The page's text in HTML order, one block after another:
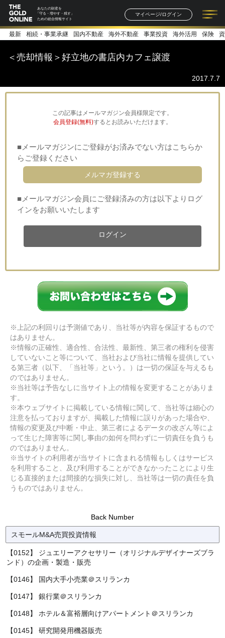
あなたの財産を
「守る・増やす・残す」
ための総合情報サイト
マイページ/ログイン
記事一覧 連載一覧
著者一覧 書籍一覧
最新 相続・事業承継 国内不動産 海外不動産 事業投資 海外活用 保険
＜売却情報＞好立地の書店内カフェ譲渡
2017.7.7
この記事はメールマガジン会員様限定です。
会員登録(無料)するとお読みいただけます。
■メールマガジンにご登録がお済みでない方はこちらか
らご登録ください
メルマガ登録する
■メールマガジン会員にご登録済みの方は以下よりログ
インをお願いいたします
ログイン
※上記の利回りは予測値であり、当社等が内容を保証するもので
はありません。
※情報の正確性、適合性、合法性、最新性、第三者の権利を侵害
していないこと等について、当社および当社に情報を提供してい
る第三者（以下、「当社等」という。）は一切の保証を与えるも
のではありません。
※当社等は予告なしに当サイト上の情報を変更することがありま
す。
※本ウェブサイトに掲載している情報に関して、当社等は細心の
注意を払っておりますが、掲載した情報に誤りがあった場合や、
情報の変更及び中断・中止、第三者によるデータの改ざん等によ
って生じた障害等に関し事由の如何を問わずに一切責任を負うも
のではありません。
※当サイトの利用者が当サイトに含まれる情報もしくはサービス
を利用すること、及び利用することができなかったことにより生
じる直接的または間接的な損失に対し、当社等は一切の責任を負
うものではありません。
Back Number
スモールM&A売買投資情報
【0152】 ジュエリーアクセサリー（オリジナルデザイナーズブラ
ンド）の企画・製造・販売
【0146】 国内大手小売業＠スリランカ
【0147】 銀行業＠スリランカ
【0148】 ホテル＆富裕層向けアパートメント＠スリランカ
【0145】 研究開発用機器販売